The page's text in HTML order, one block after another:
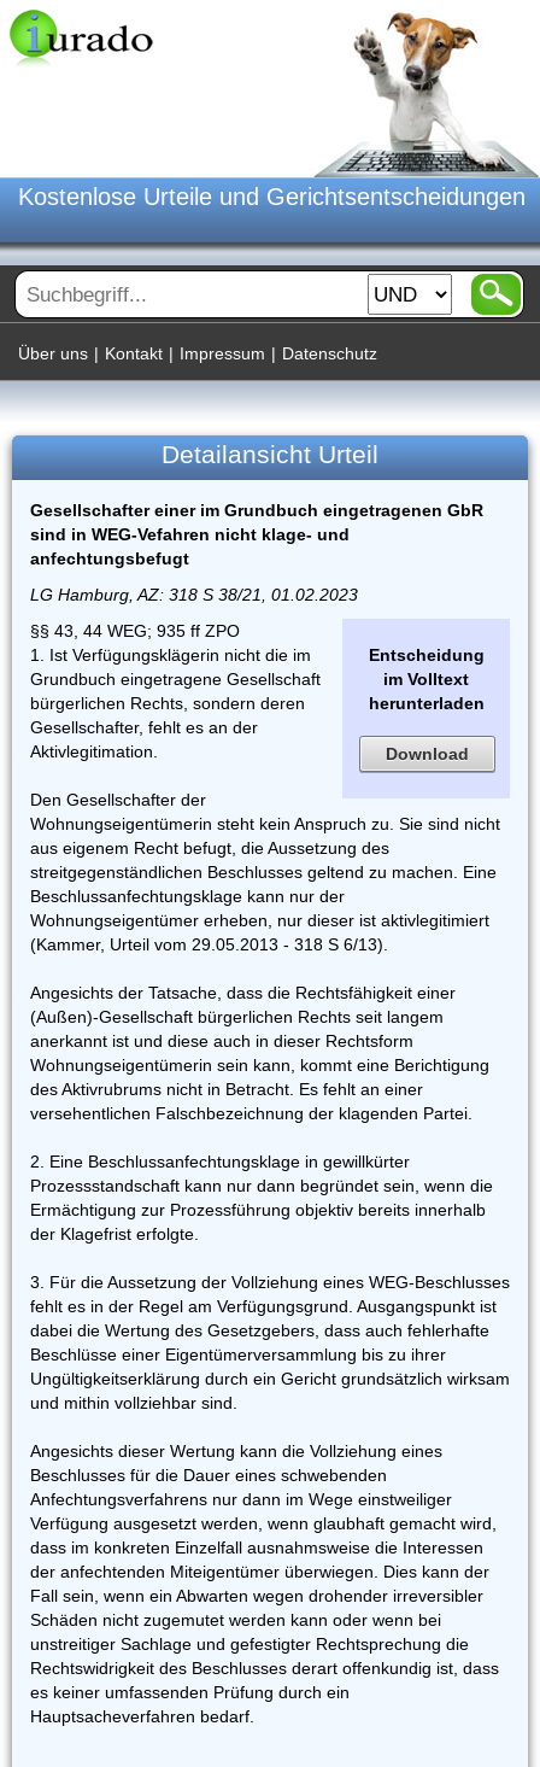
Kostenlose Urteile und Gerichtsentscheidungen
Über uns | Kontakt | Impressum | Datenschutz
Detailansicht Urteil
Gesellschafter einer im Grundbuch eingetragenen GbR
sind in WEG-Vefahren nicht klage- und
anfechtungsbefugt
LG Hamburg, AZ: 318 S 38/21, 01.02.2023
Entscheidung
im Volltext
herunterladen
Download
§§ 43, 44 WEG; 935 ff ZPO
1. Ist Verfügungsklägerin nicht die im
Grundbuch eingetragene Gesellschaft
bürgerlichen Rechts, sondern deren
Gesellschafter, fehlt es an der
Aktivlegitimation.
Den Gesellschafter der
Wohnungseigentümerin steht kein Anspruch zu. Sie sind nicht
aus eigenem Recht befugt, die Aussetzung des
streitgegenständlichen Beschlusses geltend zu machen. Eine
Beschlussanfechtungsklage kann nur der
Wohnungseigentümer erheben, nur dieser ist aktivlegitimiert
(Kammer, Urteil vom 29.05.2013 - 318 S 6/13).
Angesichts der Tatsache, dass die Rechtsfähigkeit einer
(Außen)-Gesellschaft bürgerlichen Rechts seit langem
anerkannt ist und diese auch in dieser Rechtsform
Wohnungseigentümerin sein kann, kommt eine Berichtigung
des Aktivrubrums nicht in Betracht. Es fehlt an einer
versehentlichen Falschbezeichnung der klagenden Partei.
2. Eine Beschlussanfechtungsklage in gewillkürter
Prozessstandschaft kann nur dann begründet sein, wenn die
Ermächtigung zur Prozessführung objektiv bereits innerhalb
der Klagefrist erfolgte.
3. Für die Aussetzung der Vollziehung eines WEG-Beschlusses
fehlt es in der Regel am Verfügungsgrund. Ausgangspunkt ist
dabei die Wertung des Gesetzgebers, dass auch fehlerhafte
Beschlüsse einer Eigentümerversammlung bis zu ihrer
Ungültigkeitserklärung durch ein Gericht grundsätzlich wirksam
und mithin vollziehbar sind.
Angesichts dieser Wertung kann die Vollziehung eines
Beschlusses für die Dauer eines schwebenden
Anfechtungsverfahrens nur dann im Wege einstweiliger
Verfügung ausgesetzt werden, wenn glaubhaft gemacht wird,
dass im konkreten Einzelfall ausnahmsweise die Interessen
der anfechtenden Miteigentümer überwiegen. Dies kann der
Fall sein, wenn ein Abwarten wegen drohender irreversibler
Schäden nicht zugemutet werden kann oder wenn bei
unstreitiger Sachlage und gefestigter Rechtsprechung die
Rechtswidrigkeit des Beschlusses derart offenkundig ist, dass
es keiner umfassenden Prüfung durch ein
Hauptsacheverfahren bedarf.